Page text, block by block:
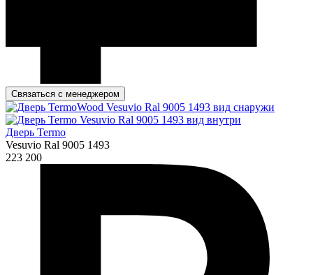
Связаться с менеджером
Дверь Termo
Vesuvio Ral 9005 1493
223 200